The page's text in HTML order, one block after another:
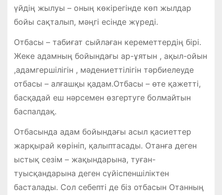
үйдің жылуы – оның көкірегінде көп жылдар
бойы сақталып, мәңгі есінде жүреді.
Отбасы – табиғат сыйлаған кереметтердің бірі.
Жеке адамның бойындағы ар-ұятын , ақыл-ойын
,адамгершілігін , мәдениеттілігін тәрбиелеуде
отбасы – алғашқы қадам.Отбасы – өте қажетті,
басқадай еш нәрсемен өзгертуге болмайтын
баспалдақ.
Отбасында адам бойындағы асыл қасиеттер
жарқырай көрініп, қалыптасады. Отанға деген
ыстық сезім – жақындарына, туған-
туысқандарына деген сүйіспеншіліктен
басталады. Сол себепті де біз отбасын Отанның